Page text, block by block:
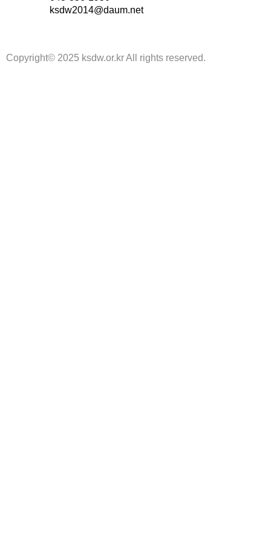
ksdw2014@daum.net
Copyright© 2025 ksdw.or.kr All rights reserved.